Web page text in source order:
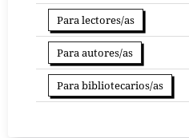
Para lectores/as
Para autores/as
Para bibliotecarios/as